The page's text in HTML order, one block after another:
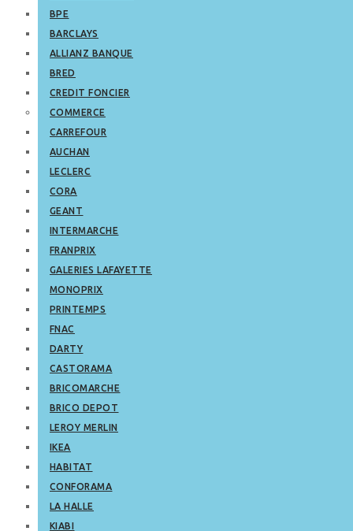
BPE
BARCLAYS
ALLIANZ BANQUE
BRED
CREDIT FONCIER
COMMERCE
CARREFOUR
AUCHAN
LECLERC
CORA
GEANT
INTERMARCHE
FRANPRIX
GALERIES LAFAYETTE
MONOPRIX
PRINTEMPS
FNAC
DARTY
CASTORAMA
BRICOMARCHE
BRICO DEPOT
LEROY MERLIN
IKEA
HABITAT
CONFORAMA
LA HALLE
KIABI